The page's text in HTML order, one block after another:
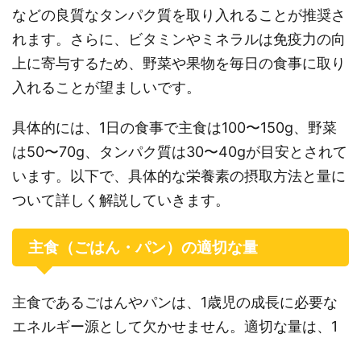
などの良質なタンパク質を取り入れることが推奨さ
れます。さらに、ビタミンやミネラルは免疫力の向
上に寄与するため、野菜や果物を毎日の食事に取り
入れることが望ましいです。
具体的には、1日の食事で主食は100〜150g、野菜
は50〜70g、タンパク質は30〜40gが目安とされて
います。以下で、具体的な栄養素の摂取方法と量に
ついて詳しく解説していきます。
主食（ごはん・パン）の適切な量
主食であるごはんやパンは、1歳児の成長に必要な
エネルギー源として欠かせません。適切な量は、1